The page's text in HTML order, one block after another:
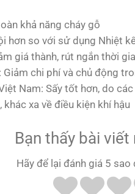
khả năng cháy gỗ
hơn so với sử dụng Nhiệt
giá thành, rút ngắn thời
chi phí và chủ động
Nam: Sấy tốt hơn, do
xa về điều kiện khí hậu
Bạn thấy bài viết
Hãy để lại đánh giá 5